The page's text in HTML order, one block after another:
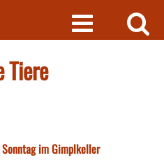
Tiere
im Gimplkeller